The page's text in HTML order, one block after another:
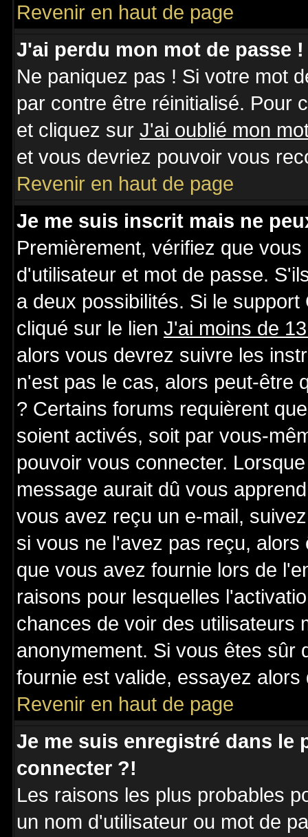
Revenir en haut de page
J'ai perdu mon mot de passe !
Ne paniquez pas ! Si votre mot
par contre être réinitialisé. Pour
et cliquez sur J'ai oublié mon
et vous devriez pouvoir vous
Revenir en haut de page
Je me suis inscrit mais ne
Premièrement, vérifiez que
d'utilisateur et mot de passe.
a deux possibilités. Si le
cliqué sur le lien J'ai moins de
alors vous devrez suivre les
n'est pas le cas, alors peut-être
? Certains forums requièrent
soient activés, soit par vous-
pouvoir vous connecter.
message aurait dû vous
vous avez reçu un e-mail,
si vous ne l'avez pas reçu,
que vous avez fournie lors de
raisons pour lesquelles
chances de voir des utilisateurs
anonymement. Si vous êtes sûr
fournie est valide, essayez
Revenir en haut de page
Je me suis enregistré dans le
connecter ?!
Les raisons les plus probables
un nom d'utilisateur ou mot de